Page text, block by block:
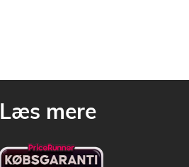
Læs mere